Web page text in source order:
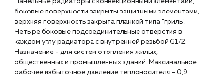
г. Краснодар, ул. Российская, 63
Панельные радиаторы с конвекционными элементами,
боковые поверхности закрыты защитными элементами,
верхняя поверхность закрыта планкой типа "гриль".
Четыре боковые подсоединительные отверстия в
каждом углу радиатора с внутренней резьбой G1/2.
Назначение - для систем отопления жилых,
общественных и промышленных зданий. Максимальное
рабочее избыточное давление теплоносителя - 0,9